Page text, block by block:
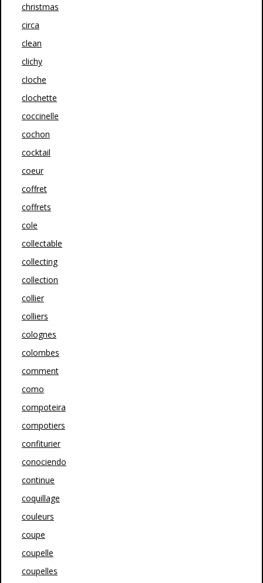
christmas
circa
clean
clichy
cloche
clochette
coccinelle
cochon
cocktail
coeur
coffret
coffrets
cole
collectable
collecting
collection
collier
colliers
colognes
colombes
comment
como
compoteira
compotiers
confiturier
conociendo
continue
coquillage
couleurs
coupe
coupelle
coupelles